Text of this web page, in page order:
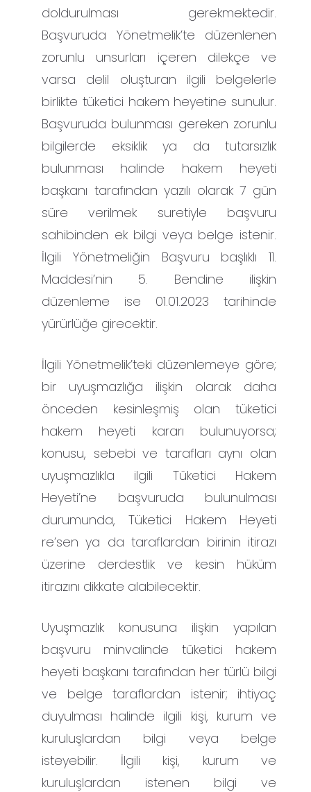
doldurulması gerekmektedir.
Başvuruda Yönetmelik’te düzenlenen
zorunlu unsurları içeren dilekçe ve
varsa delil oluşturan ilgili belgelerle
birlikte tüketici hakem heyetine sunulur.
Başvuruda bulunması gereken zorunlu
bilgilerde eksiklik ya da tutarsızlık
bulunması halinde hakem heyeti
başkanı tarafından yazılı olarak 7 gün
süre verilmek suretiyle başvuru
sahibinden ek bilgi veya belge istenir.
İlgili Yönetmeliğin Başvuru başlıklı 11.
Maddesi’nin 5. Bendine ilişkin
düzenleme ise 01.01.2023 tarihinde
yürürlüğe girecektir.
İlgili Yönetmelik’teki düzenlemeye göre;
bir uyuşmazlığa ilişkin olarak daha
önceden kesinleşmiş olan tüketici
hakem heyeti kararı bulunuyorsa;
konusu, sebebi ve tarafları aynı olan
uyuşmazlıkla ilgili Tüketici Hakem
Heyeti’ne başvuruda bulunulması
durumunda, Tüketici Hakem Heyeti
re’sen ya da taraflardan birinin itirazı
üzerine derdestlik ve kesin hüküm
itirazını dikkate alabilecektir.
Uyuşmazlık konusuna ilişkin yapılan
başvuru minvalinde tüketici hakem
heyeti başkanı tarafından her türlü bilgi
ve belge taraflardan istenir; ihtiyaç
duyulması halinde ilgili kişi, kurum ve
kuruluşlardan bilgi veya belge
isteyebilir. İlgili kişi, kurum ve
kuruluşlardan istenen bilgi ve